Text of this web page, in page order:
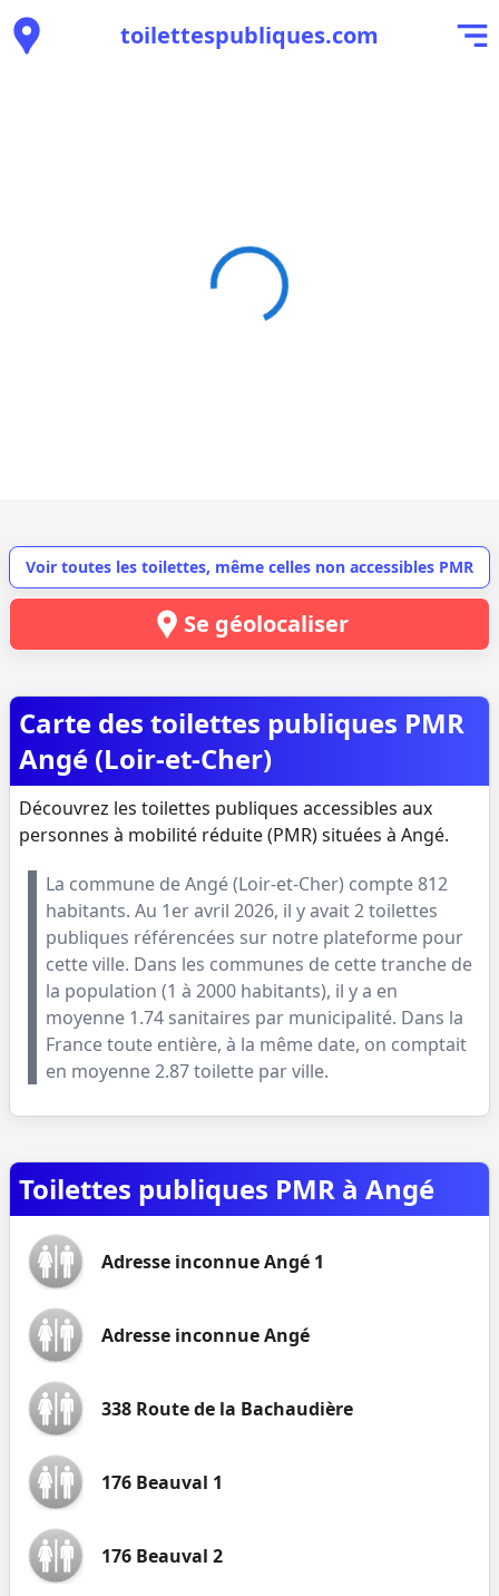
toilettespubliques.com
Voir toutes les toilettes, même celles non accessibles PMR
Se géolocaliser
Carte des toilettes publiques PMR
Angé (Loir-et-Cher)
Découvrez les toilettes publiques accessibles aux
personnes à mobilité réduite (PMR) situées à Angé.
La commune deAngé(Loir-et-Cher) compte812
habitants. Au 1er avril 2026, il y avait2toilettes
publiques référencées sur notre plateforme pour
cette ville. Dans les communes de cette tranche de
la population (1 à 2000 habitants), il y a en
moyenne 1.74 sanitaires par municipalité. Dans la
France toute entière, à la même date, on comptait
en moyenne2.87toilette par ville.
Toilettes publiques PMR à Angé
Adresse inconnue Angé 1
Adresse inconnue Angé
338 Route de la Bachaudière
176 Beauval 1
176 Beauval 2